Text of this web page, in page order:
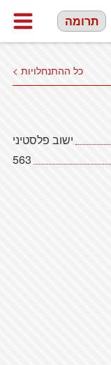
תרומה
כל ההתנחלויות >
ישוב פלסטיני
563